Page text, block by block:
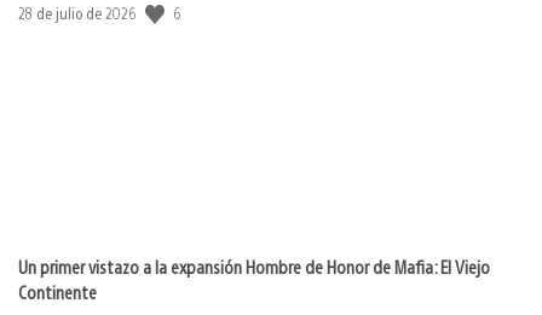
Fecha
28 de julio de 2026 6
Un primer vistazo a la expansión Hombre de Honor de Mafia: El Viejo
Continente